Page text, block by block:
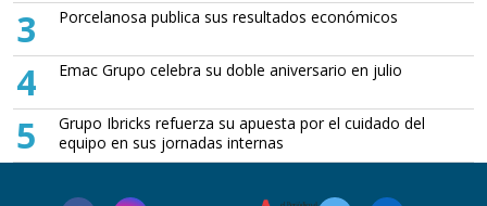
3 Porcelanosa publica sus resultados económicos
4 Emac Grupo celebra su doble aniversario en julio
5
Grupo Ibricks refuerza su apuesta por el cuidado del
equipo en sus jornadas internas